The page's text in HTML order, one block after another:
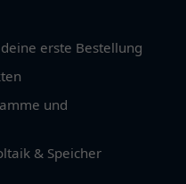
erste Bestellung
und
& Speicher